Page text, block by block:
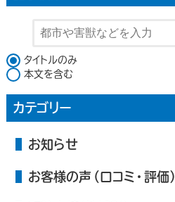
検索対象
タイトルのみ
本文を含む
カテゴリー
お知らせ
お客様の声（口コミ・評価）